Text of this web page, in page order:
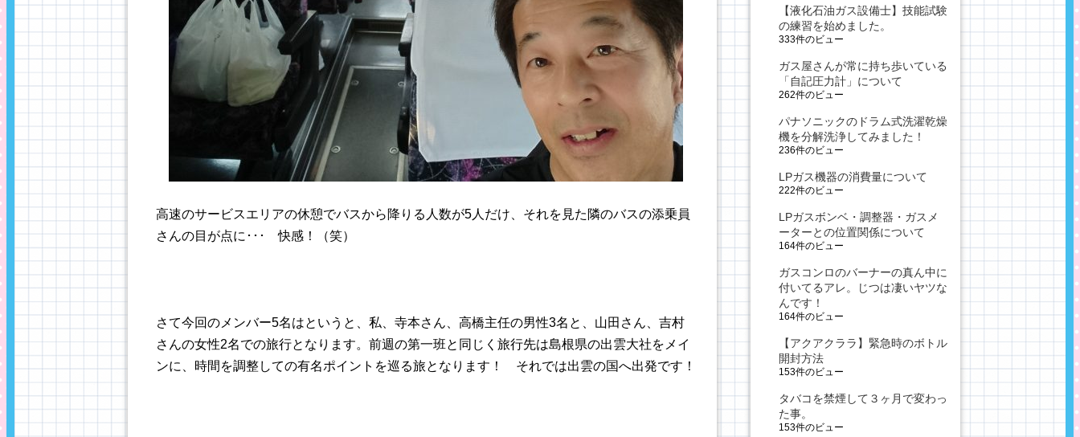
高速のサービスエリアの休憩でバスから降りる人数が5人だけ、それを見た隣のバスの添乗員
さんの目が点に･･･ 快感！（笑）
さて今回のメンバー5名はというと、私、寺本さん、高橋主任の男性3名と、山田さん、吉村
さんの女性2名での旅行となります。前週の第一班と同じく旅行先は島根県の出雲大社をメイ
ンに、時間を調整しての有名ポイントを巡る旅となります！ それでは出雲の国へ出発です！
【液化石油ガス設備士】技能試験
の練習を始めました。
333件のビュー
ガス屋さんが常に持ち歩いている
「自記圧力計」について
262件のビュー
パナソニックのドラム式洗濯乾燥
機を分解洗浄してみました！
236件のビュー
LPガス機器の消費量について
222件のビュー
LPガスボンベ・調整器・ガスメ
ーターとの位置関係について
164件のビュー
ガスコンロのバーナーの真ん中に
付いてるアレ。じつは凄いヤツな
んです！
164件のビュー
【アクアクララ】緊急時のボトル
開封方法
153件のビュー
タバコを禁煙して３ヶ月で変わっ
た事。
153件のビュー